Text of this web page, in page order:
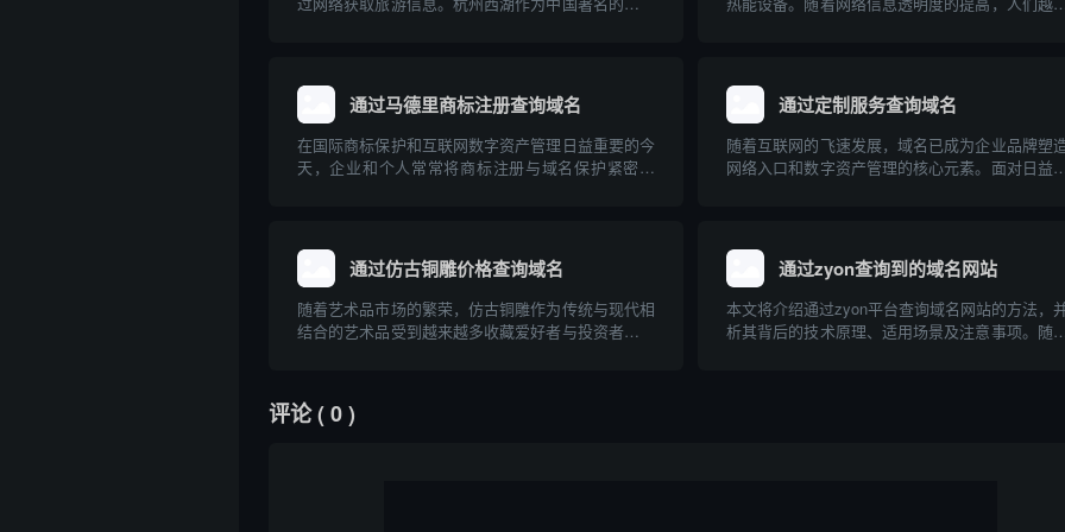
了深入科普...
通过马德里商标注册查询域名
在国际商标保护和互联网数字资产管理日益重要的今
天，企业和个人常常将商标注册与域名保护紧密结
如何有效利用...
通过定制服务查询域名
随着互联网的飞速发展，域名已成为企业品牌塑造
网络入口和数字资产管理的核心元素。面对日益激
更高效、...
通过仿古铜雕价格查询域名
随着艺术品市场的繁荣，仿古铜雕作为传统与现代相
结合的艺术品受到越来越多收藏爱好者与投资者的关
过互联网进行仿古铜雕价格查询，并推荐几个相关的
价格查询域...
通过zyon查询到的域名网站
本文将介绍通过zyon平台查询域名网站的方法，
析其背后的技术原理、适用场景及注意事项。随着
评论( 0 )